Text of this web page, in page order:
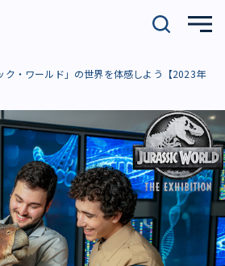
ク・ワールド」の世界を体感しよう【2023年